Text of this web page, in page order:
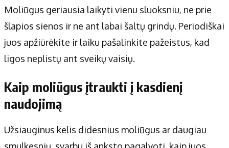
Moliūgus geriausia laikyti vienu sluoksniu, ne prie
šlapios sienos ir ne ant labai šaltų grindų. Periodiškai
juos apžiūrėkite ir laiku pašalinkite pažeistus, kad
ligos neplistų ant sveikų vaisių.
Kaip moliūgus įtraukti į kasdienį
naudojimą
Užsiauginus kelis didesnius moliūgus ar daugiau